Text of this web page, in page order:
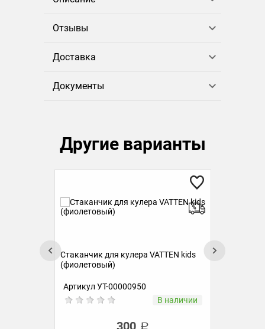
Отзывы
Доставка
Документы
Другие варианты
Стаканчик для кулера VATTEN kids
(фиолетовый)
Артикул УТ-00000950
В наличии
300